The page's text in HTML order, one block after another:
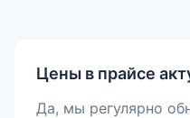
Цены в прайсе
Да, мы регулярно